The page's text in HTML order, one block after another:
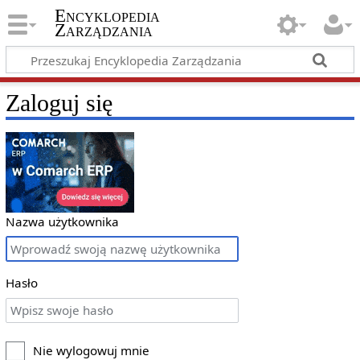
Encyklopedia
Zarządzania
Zaloguj się
Nazwa użytkownika
Hasło
Nie wylogowuj mnie